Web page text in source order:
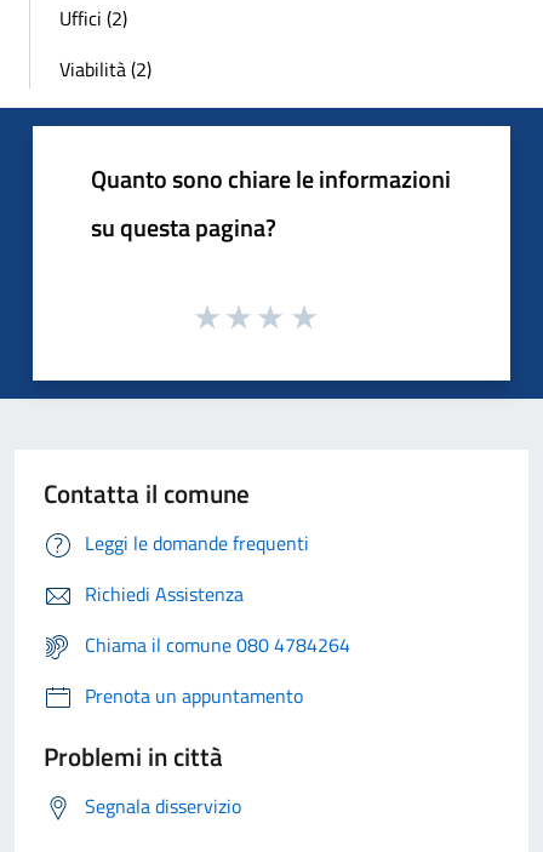
Uffici (2)
Viabilità (2)
Quanto sono chiare le informazioni
su questa pagina?
Contatta il comune
Leggi le domande frequenti
Richiedi Assistenza
Chiama il comune 080 4784264
Prenota un appuntamento
Problemi in città
Segnala disservizio